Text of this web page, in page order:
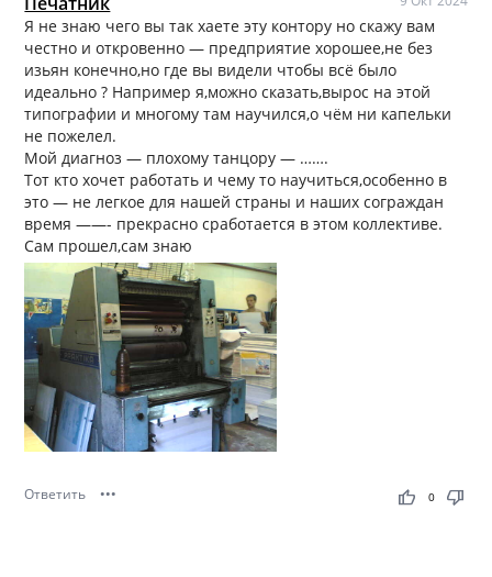
Я не знаю чего вы так хаете эту контору но скажу вам
честно и откровенно — предприятие хорошее,не без
изьян конечно,но где вы видели чтобы всё было
идеально ? Например я,можно сказать,вырос на этой
типографии и многому там научился,о чём ни капельки
не пожелел.
Мой диагноз — плохому танцору — …….
Тот кто хочет работать и чему то научиться,особенно в
это — не легкое для нашей страны и наших сограждан
время ——- прекрасно сработается в этом коллективе.
Сам прошел,сам знаю
Ответить ••• thumb_up thumb_down
0